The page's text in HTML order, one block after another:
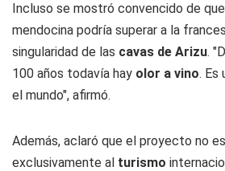
Incluso se mostró convencido de
mendocina podría superar a la
singularidad de las cavas de Arizu.
100 años todavía hay olor a vino. Es
el mundo", afirmó.
Además, aclaró que el proyecto no
exclusivamente al turismo